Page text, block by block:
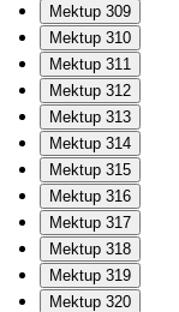
Mektup 309
Mektup 310
Mektup 311
Mektup 312
Mektup 313
Mektup 314
Mektup 315
Mektup 316
Mektup 317
Mektup 318
Mektup 319
Mektup 320